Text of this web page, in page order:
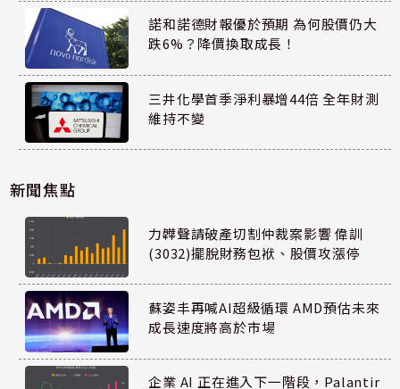
諾和諾德財報優於預期 為何股價仍大
跌6%？降價換取成長！
三井化學首季淨利暴增44倍 全年財測
維持不變
新聞焦點
力韡聲請破產切割仲裁案影響 偉訓
(3032)擺脫財務包袱、股價攻漲停
蘇姿丰再喊AI超級循環 AMD預估未來
成長速度將高於市場
企業 AI 正在進入下一階段，Palantir